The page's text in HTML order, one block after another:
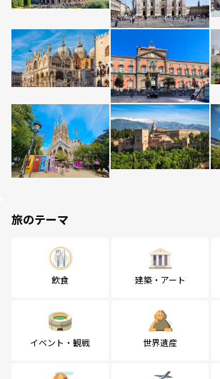
旅のテーマ
飲食 建築・アート
イベント・観戦 世界遺産